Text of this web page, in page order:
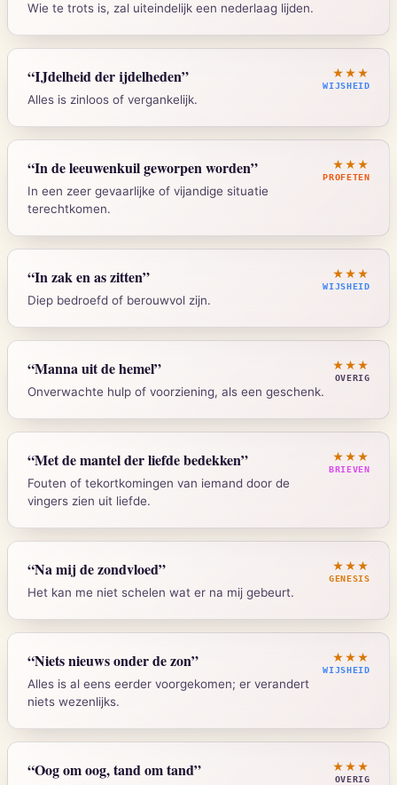
Wie te trots is, zal uiteindelijk een nederlaag lijden.
“IJdelheid der ijdelheden”
Alles is zinloos of vergankelijk.
★★★
WIJSHEID
“In de leeuwenkuil geworpen worden”
In een zeer gevaarlijke of vijandige situatie
terechtkomen.
★★★
PROFETEN
“In zak en as zitten”
Diep bedroefd of berouwvol zijn.
★★★
WIJSHEID
“Manna uit de hemel”
Onverwachte hulp of voorziening, als een geschenk.
★★★
OVERIG
Strong's: H4478
“Met de mantel der liefde bedekken”
Fouten of tekortkomingen van iemand door de
vingers zien uit liefde.
★★★
BRIEVEN
“Na mij de zondvloed”
Het kan me niet schelen wat er na mij gebeurt.
★★★
GENESIS
“Niets nieuws onder de zon”
Alles is al eens eerder voorgekomen; er verandert
niets wezenlijks.
★★★
WIJSHEID
“Oog om oog, tand om tand” ★★★
OVERIG